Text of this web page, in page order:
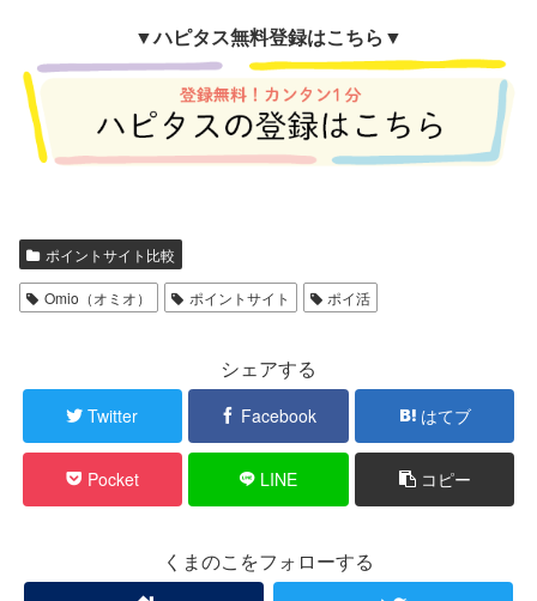
▼ハピタス無料登録はこちら▼
ポイントサイト比較
Omio（オミオ） ポイントサイト ポイ活
シェアする
Twitter Facebook はてブ
Pocket LINE コピー
くまのこをフォローする